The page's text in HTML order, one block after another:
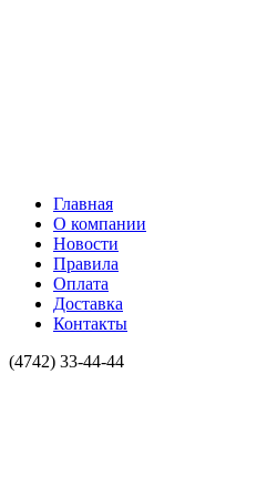
Главная
О компании
Новости
Правила
Оплата
Доставка
Контакты
(4742) 33-44-44